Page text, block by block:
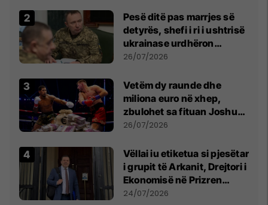
Pesë ditë pas marrjes së
detyrës, shefi i ri i ushtrisë
ukrainase urdhëron
kontroll të madh
26/07/2026
Vetëm dy raunde dhe
miliona euro në xhep,
zbulohet sa fituan Joshua
e Prenga
26/07/2026
Vëllai iu etiketua si pjesëtar
i grupit të Arkanit, Drejtori i
Ekonomisë në Prizren
mohon pretendimet
24/07/2026